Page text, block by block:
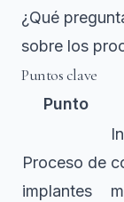
¿Qué
sobre los
Puntos clave
Punto
Proceso de
implantes